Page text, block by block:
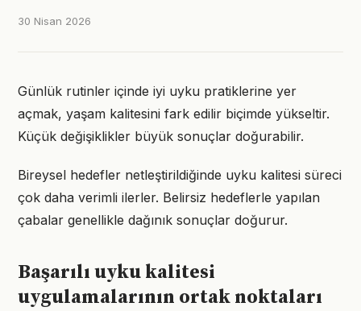
30 Nisan 2026
Günlük rutinler içinde iyi uyku pratiklerine yer
açmak, yaşam kalitesini fark edilir biçimde yükseltir.
Küçük değişiklikler büyük sonuçlar doğurabilir.
Bireysel hedefler netleştirildiğinde uyku kalitesi süreci
çok daha verimli ilerler. Belirsiz hedeflerle yapılan
çabalar genellikle dağınık sonuçlar doğurur.
Başarılı uyku kalitesi
uygulamalarının ortak noktaları